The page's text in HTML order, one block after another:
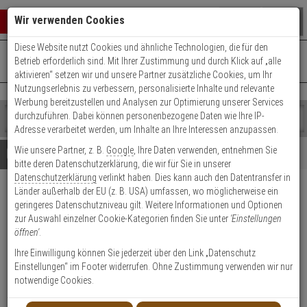
Warenkorb schließen
0 ARTIKEL IM WARENKORB
Ihr Warenkorb ist momentan leer.
Ergebnisse ()
Fertig
Shop
durchsuchen
Bitte
geben
Sie
mindestens
Zeichen
ein,
um
Suche
Es
wurde
noch
Kategorien
Suche
gestartet
+49 (0)821 899 493-0Mo. - Do.: 8:00 - 16:30 | Fr.: 8:00 - 14:00 Uhr
Kontaktservice nutzen
Details Beratung
Ei Electronics Ei450
Alarm-Controller
1
Produktmerkmale
Wir verwenden Cookies
Diese Website nutzt Cookies und ähnliche Technologien, die für den
Betrieb erforderlich sind. Mit Ihrer Zustimmung und durch Klick auf „alle
aktivieren“ setzen wir und unsere Partner zusätzliche Cookies, um Ihr
Nutzungserlebnis zu verbessern, personalisierte Inhalte und relevante
Werbung bereitzustellen und Analysen zur Optimierung unserer Services
durchzuführen. Dabei können personenbezogene Daten wie Ihre IP-
Adresse verarbeitet werden, um Inhalte an Ihre Interessen anzupassen.
Wie unsere Partner, z. B. Google , Ihre Daten verwenden, entnehmen Sie
bitte deren Datenschutzerklärung, die wir für Sie in unserer
Datenschutzerklärung verlinkt haben. Dies kann auch den Datentransfer in
Länder außerhalb der EU (z. B. USA) umfassen, wo möglicherweise ein
geringeres Datenschutzniveau gilt. Weitere Informationen und Optionen
zur Auswahl einzelner Cookie-Kategorien finden Sie unter 'Einstellungen
öffnen'.
Ihre Einwilligung können Sie jederzeit über den Link „Datenschutz
Einstellungen“ im Footer widerrufen. Ohne Zustimmung verwenden wir nur
notwendige Cookies.